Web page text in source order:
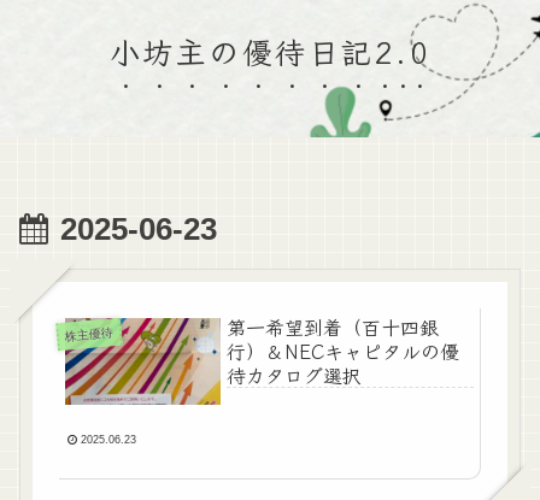
小坊主の優待日記2.0
2025-06-23
株主優待
第一希望到着（百十四銀
行）＆NECキャピタルの優
待カタログ選択
2025.06.23